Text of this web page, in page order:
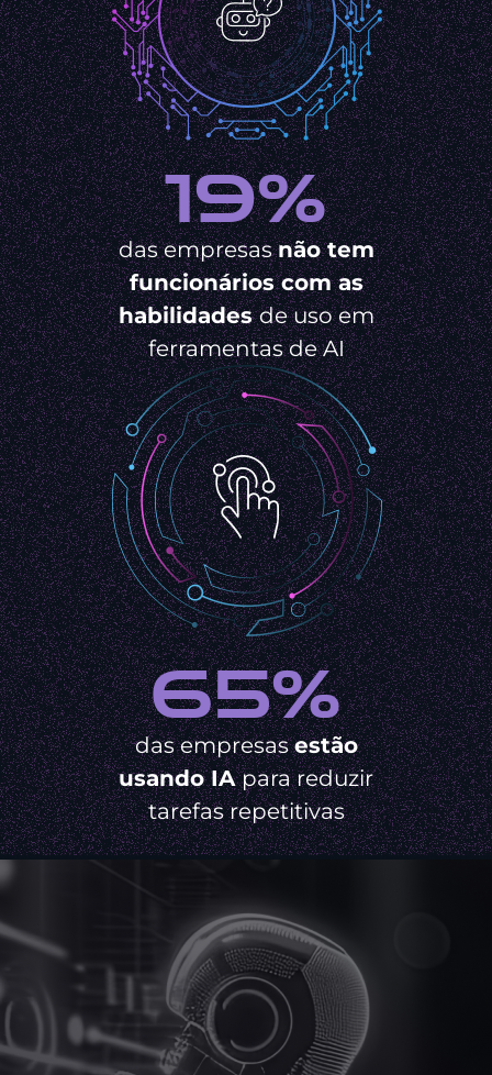
19%
das empresasnão tem
funcionários com as
habilidadesde uso em
ferramentas de AI
65%
das empresasestão
usando IApara reduzir
tarefas repetitivas